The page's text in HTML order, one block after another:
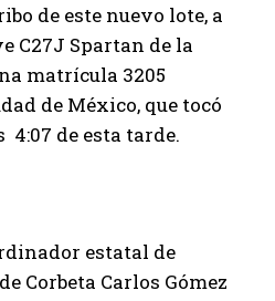
de este nuevo lote, a
C27J Spartan de la
matrícula 3205
de México, que tocó
de esta tarde.
estatal de
Corbeta Carlos Gómez